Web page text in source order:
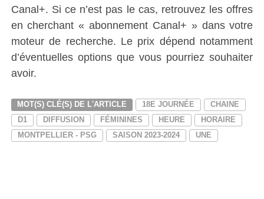
Canal+. Si ce n’est pas le cas, retrouvez les offres
en cherchant « abonnement Canal+ » dans votre
moteur de recherche. Le prix dépend notamment
d’éventuelles options que vous pourriez souhaiter
avoir.
MOT(S) CLÉ(S) DE L'ARTICLE 18E JOURNÉE
CHAINE
D1
DIFFUSION FÉMININES HEURE
HORAIRE
MONTPELLIER - PSG
SAISON 2023-2024 UNE